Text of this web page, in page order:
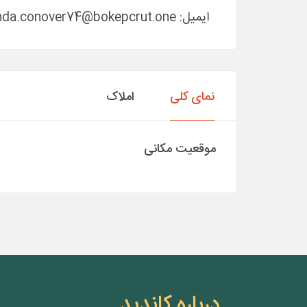
ایمیل:
نمای کلی املاک
موقعیت مکانی